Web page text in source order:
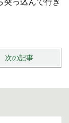
次の記事